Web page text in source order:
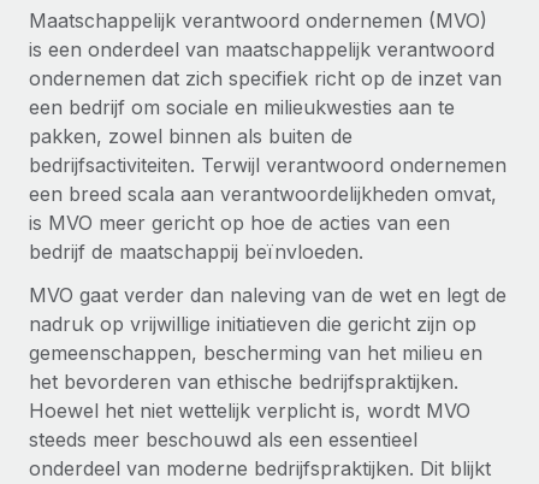
Stel snel compliant entiteiten op
Mobiliteit en overplaatsing
Plaats werknemers moeiteloos over
Secundaire arbeidsvoorwaarden
Eenvoudig secundaire arbeidsvoorwaarden
beheren
De strategische samenwerking tussen
Reverse Tech en Remote voor zzp- en payroll-
beheer
Reverse Tech in een oogopslag Reverse Tech, een start-
up op het gebied van gezondheid en welzijn,...
Meer informatie
Belastingen
Naar de blog
BLOG
Productupdates van Remote: Gusto- en Xero-
integraties en Contractor Management Plus
Het blijft de missie van Remote om alle soorten bedrijven
te helpen bij het aannemen, beheren en...
Meer informatie
Hoe Phiture 55 werknemers in 19 landen
beheert met Remote
Maatschappelijk verantwoord ondernemen (MVO)
is een onderdeel van maatschappelijk verantwoord
ondernemen dat zich specifiek richt op de inzet van
een bedrijf om sociale en milieukwesties aan te
pakken, zowel binnen als buiten de
bedrijfsactiviteiten. Terwijl verantwoord ondernemen
een breed scala aan verantwoordelijkheden omvat,
is MVO meer gericht op hoe de acties van een
bedrijf de maatschappij beïnvloeden.
MVO gaat verder dan naleving van de wet en legt de
nadruk op vrijwillige initiatieven die gericht zijn op
gemeenschappen, bescherming van het milieu en
het bevorderen van ethische bedrijfspraktijken.
Hoewel het niet wettelijk verplicht is, wordt MVO
steeds meer beschouwd als een essentieel
onderdeel van moderne bedrijfspraktijken. Dit blijkt